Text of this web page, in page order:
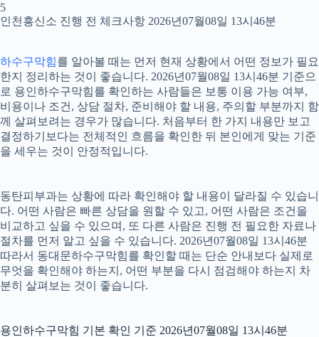
5
인천흥신소 진행 전 체크사항 2026년07월08일 13시46분
하수구막힘를 알아볼 때는 먼저 현재 상황에서 어떤 정보가 필요
한지 정리하는 것이 좋습니다. 2026년07월08일 13시46분 기준으
로 용인하수구막힘를 확인하는 사람들은 보통 이용 가능 여부,
비용이나 조건, 상담 절차, 준비해야 할 내용, 주의할 부분까지 함
께 살펴보려는 경우가 많습니다. 처음부터 한 가지 내용만 보고
결정하기보다는 전체적인 흐름을 확인한 뒤 본인에게 맞는 기준
을 세우는 것이 안정적입니다.
동탄피부과는 상황에 따라 확인해야 할 내용이 달라질 수 있습니
다. 어떤 사람은 빠른 상담을 원할 수 있고, 어떤 사람은 조건을
비교하고 싶을 수 있으며, 또 다른 사람은 진행 전 필요한 자료나
절차를 먼저 알고 싶을 수 있습니다. 2026년07월08일 13시46분
따라서 동대문하수구막힘를 확인할 때는 단순 안내보다 실제로
무엇을 확인해야 하는지, 어떤 부분을 다시 점검해야 하는지 차
분히 살펴보는 것이 좋습니다.
용인하수구막힘 기본 확인 기준 2026년07월08일 13시46분